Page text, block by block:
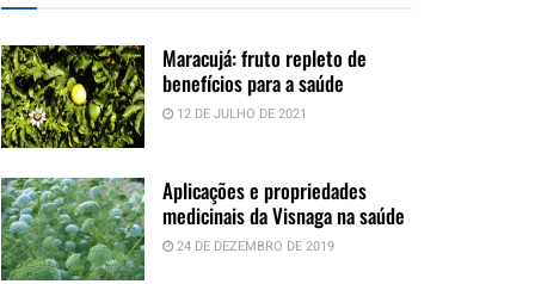
Maracujá: fruto repleto de
benefícios para a saúde
12 DE JULHO DE 2021
Aplicações e propriedades
medicinais da Visnaga na saúde
24 DE DEZEMBRO DE 2019